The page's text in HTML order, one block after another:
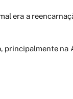
era a
na